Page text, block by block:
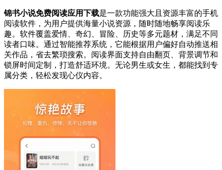
锦书小说免费阅读应用下载是一款功能强大且资源丰富的手机
阅读软件，为用户提供海量小说资源，随时随地畅享阅读乐
趣。软件覆盖爱情、奇幻、冒险、历史等多元题材，满足不同
读者口味。通过智能推荐系统，它能根据用户偏好自动推送相
关作品，省去繁琐搜索。阅读界面支持自由翻页、背景调节和
锁屏时间定制，打造舒适环境。无论男生或女生，都能找到专
属分类，轻松发现心仪内容。